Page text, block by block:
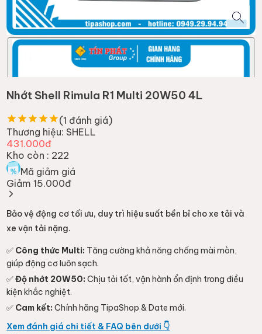
Nhớt Shell Rimula R1 Multi 20W50 4L
(1 đánh giá)
Thương hiệu: SHELL
431.000đ
Kho còn : 222
Mã giảm giá
Giảm 15.000đ
Bảo vệ động cơ tối ưu, duy trì hiệu suất bền bỉ cho xe tải và
xe vận tải nặng.
✅ Công thức Multi: Tăng cường khả năng chống mài mòn,
giúp động cơ luôn sạch.
✅Độ nhớt 20W50: Chịu tải tốt, vận hành ổn định trong điều
kiện khắc nghiệt.
✅ Cam kết: Chính hãng TipaShop & Date mới.
Xem đánh giá chi tiết & FAQ bên dưới 👇